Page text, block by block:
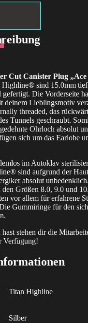
Cut Canister Plug „Ace
Highline® sind 15.0mm
gefertigt. Die Vorderseite
deinem Lieblingsmotiv
threaded, das
Tunnels geschraubt.
Ohrloch absolut
sich um das Earlobe
im Autoklav
sind aufgrund der
absolut unbedenklich.
Größen 8.0, 9.0 und
vor allem für erfahrene
Gummiringe für den
stehen dir die
Verfügung!
Titan Highline
Silber